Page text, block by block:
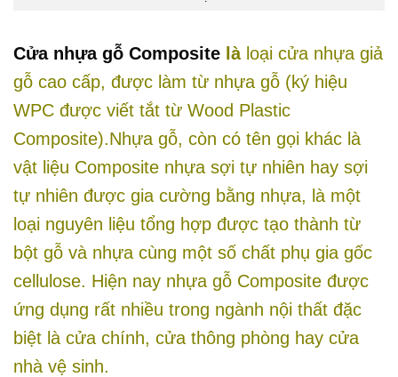
Cửa nhựa gỗ Composite làloại cửa nhựa giả
gỗ cao cấp, được làm từ nhựa gỗ (ký hiệu
WPC được viết tắt từ Wood Plastic
Composite).Nhựa gỗ, còn có tên gọi khác là
vật liệu Composite nhựa sợi tự nhiên hay sợi
tự nhiên được gia cường bằng nhựa, là một
loại nguyên liệu tổng hợp được tạo thành từ
bột gỗ và nhựa cùng một số chất phụ gia gốc
cellulose. Hiện nay nhựa gỗ Composite được
ứng dụng rất nhiều trong ngành nội thất đặc
biệt là cửa chính, cửa thông phòng hay cửa
nhà vệ sinh.